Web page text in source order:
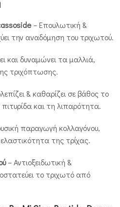
– Επουλωτική &
την αναδόμηση του τριχωτού.
και δυναμώνει τα μαλλιά,
τριχόπτωσης.
& καθαρίζει σε βάθος το
και τη λιπαρότητα.
παραγωγή κολλαγόνου,
της τρίχας.
– Αντιοξειδωτική &
το τριχωτό από